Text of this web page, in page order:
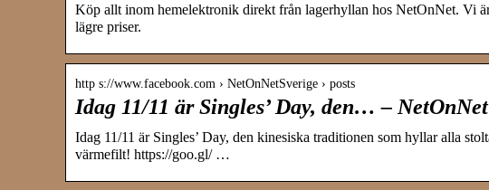
Köp allt inom hemelektronik direkt från lagerhyllan hos NetOnNet. Vi
lägre priser.
http s://www.facebook.com › NetOnNetSverige › posts
Idag 11/11 är Singles’ Day, den… –
Idag 11/11 är Singles’ Day, den kinesiska traditionen som hyllar alla
värmefilt! https://goo.gl/ …